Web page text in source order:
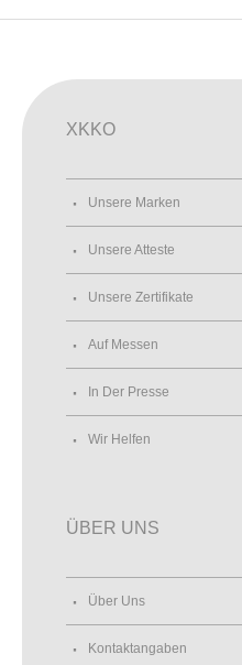
XKKO
Unsere Marken
Unsere Atteste
Unsere Zertifikate
Auf Messen
In Der Presse
Wir Helfen
ÜBER UNS
Über Uns
Kontaktangaben